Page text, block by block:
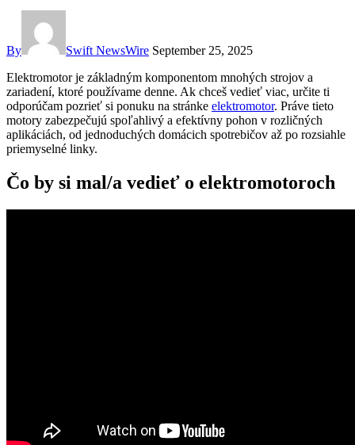
By Swift NewsWire September 25, 2025
Elektromotor je základným komponentom mnohých strojov a
zariadení, ktoré používame denne. Ak chceš vedieť viac, určite ti
odporúčam pozrieť si ponuku na stránke elektromotor. Práve tieto
motory zabezpečujú spoľahlivý a efektívny pohon v rozličných
aplikáciách, od jednoduchých domácich spotrebičov až po rozsiahle
priemyselné linky.
Čo by si mal/a vedieť o elektromotoroch